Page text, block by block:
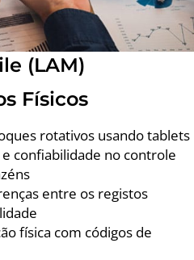
(LAM)
Físicos
rotativos usando tablets
confiabilidade no controle
entre os registos
física com códigos de